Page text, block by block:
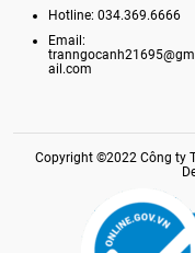
Hotline: 034.369.6666
Email:
tranngocanh21695@gm
ail.com
Copyright ©2022 Công ty